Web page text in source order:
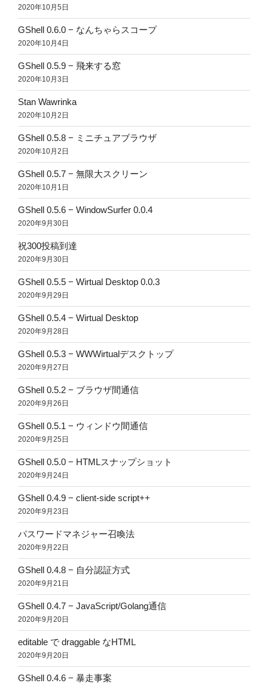
2020年10月5日
GShell 0.6.0 − なんちゃらスコープ
2020年10月4日
GShell 0.5.9 − 飛来する窓
2020年10月3日
Stan Wawrinka
2020年10月2日
GShell 0.5.8 − ミニチュアブラウザ
2020年10月2日
GShell 0.5.7 − 無限大スクリーン
2020年10月1日
GShell 0.5.6 − WindowSurfer 0.0.4
2020年9月30日
祝300投稿到達
2020年9月30日
GShell 0.5.5 − Wirtual Desktop 0.0.3
2020年9月29日
GShell 0.5.4 − Wirtual Desktop
2020年9月28日
GShell 0.5.3 − WWWirtualデスクトップ
2020年9月27日
GShell 0.5.2 − ブラウザ間通信
2020年9月26日
GShell 0.5.1 − ウィンドウ間通信
2020年9月25日
GShell 0.5.0 − HTMLスナップショット
2020年9月24日
GShell 0.4.9 − client-side script++
2020年9月23日
パスワードマネジャー召喚法
2020年9月22日
GShell 0.4.8 − 自分認証方式
2020年9月21日
GShell 0.4.7 − JavaScript/Golang通信
2020年9月20日
editable で draggable なHTML
2020年9月20日
GShell 0.4.6 − 暴走事案